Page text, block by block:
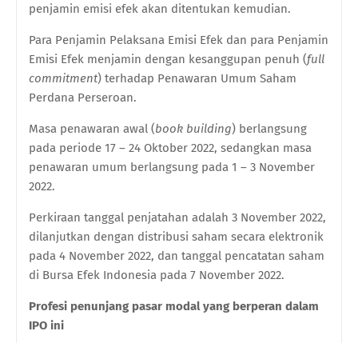
penjamin emisi efek akan ditentukan kemudian.
Para Penjamin Pelaksana Emisi Efek dan para Penjamin
Emisi Efek menjamin dengan kesanggupan penuh (full
commitment) terhadap Penawaran Umum Saham
Perdana Perseroan.
Masa penawaran awal (book building) berlangsung
pada periode 17 – 24 Oktober 2022, sedangkan masa
penawaran umum berlangsung pada 1 – 3 November
2022.
Perkiraan tanggal penjatahan adalah 3 November 2022,
dilanjutkan dengan distribusi saham secara elektronik
pada 4 November 2022, dan tanggal pencatatan saham
di Bursa Efek Indonesia pada 7 November 2022.
Profesi penunjang pasar modal yang berperan dalam
IPO ini